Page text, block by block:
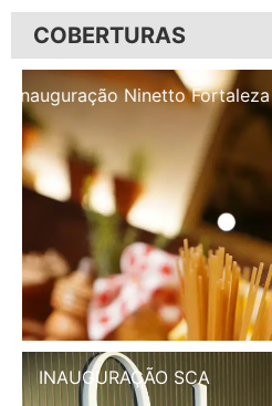
COBERTURAS
Inauguração Illa Café
INAUGURAÇÃO SCA